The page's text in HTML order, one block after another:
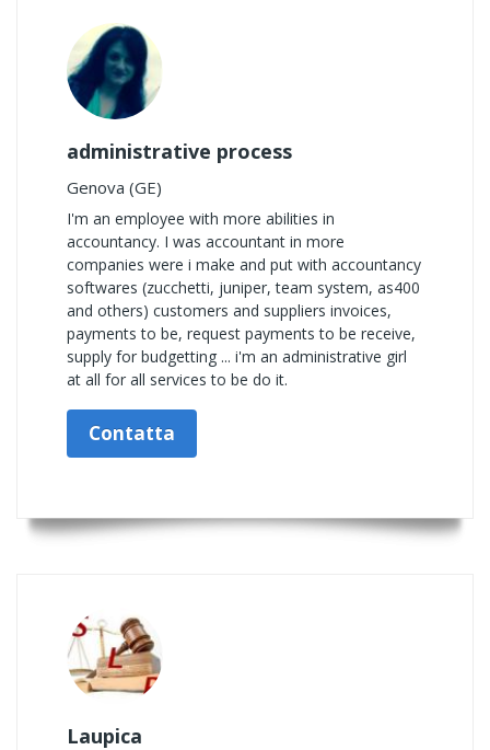
administrative process
Genova (GE)
I'm an employee with more abilities in
accountancy. I was accountant in more
companies were i make and put with accountancy
softwares (zucchetti, juniper, team system, as400
and others) customers and suppliers invoices,
payments to be, request payments to be receive,
supply for budgetting ... i'm an administrative girl
at all for all services to be do it.
Contatta
Laupica